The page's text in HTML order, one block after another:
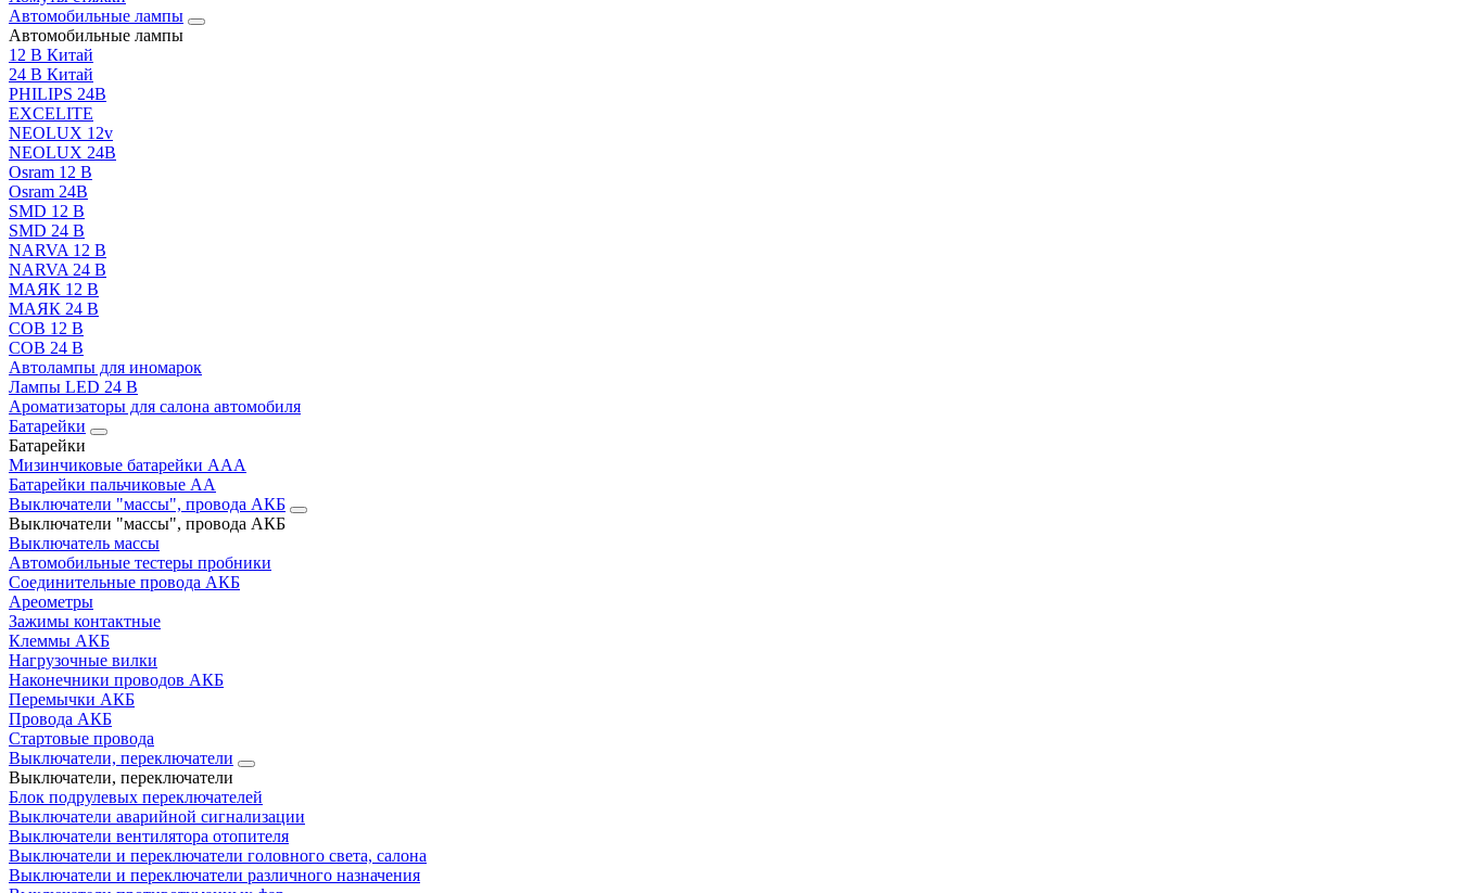
Автомобильные лампы
Автомобильные лампы
12 В Китай
24 В Китай
PHILIPS 24В
EXCELITE
NEOLUX 12v
NEOLUX 24В
Osram 12 В
Osram 24В
SMD 12 В
SMD 24 В
NARVA 12 В
NARVA 24 В
МАЯК 12 В
МАЯК 24 В
COB 12 В
COB 24 В
Автолампы для иномарок
Лампы LED 24 B
Ароматизаторы для салона автомобиля
Батарейки
Батарейки
Мизинчиковые батарейки AAA
Батарейки пальчиковые АА
Выключатели "массы", провода АКБ
Выключатели "массы", провода АКБ
Выключатель массы
Автомобильные тестеры пробники
Соединительные провода АКБ
Ареометры
Зажимы контактные
Клеммы АКБ
Нагрузочные вилки
Наконечники проводов АКБ
Перемычки АКБ
Провода АКБ
Стартовые провода
Выключатели, переключатели
Выключатели, переключатели
Блок подрулевых переключателей
Выключатели аварийной сигнализации
Выключатели вентилятора отопителя
Выключатели и переключатели головного света, салона
Выключатели и переключатели различного назначения